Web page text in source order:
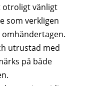
otroligt vänligt
som verkligen
utrustad med
på både